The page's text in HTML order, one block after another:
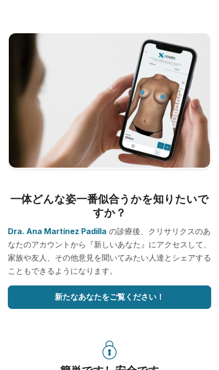
一体どんな姿一番似合うかを知りたいで
すか？
Dra. Ana Martínez Padilla の診療後、クリサリクスのあ
なたのアカウントから『新しいあなた』にアクセスして、
家族や友人、その他意見を聞いてみたい人達とシェアする
こともできるようになります。
新たなあなたをご覧ください！